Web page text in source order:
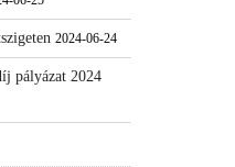
2024-06-24
pályázat 2024